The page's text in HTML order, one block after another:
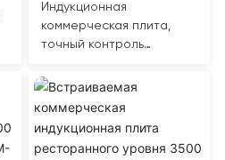
Индукционная
коммерческая плита,
точный контроль
энергопотребление, AM-